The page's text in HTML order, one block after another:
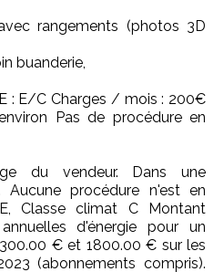
rangements (photos 3D
buanderie,
: E/C Charges / mois : 200€
Pas de procédure en
du vendeur. Dans une
procédure n'est en
Classe climat C Montant
d'énergie pour un
€ et 1800.00 € sur les
(abonnements compris).